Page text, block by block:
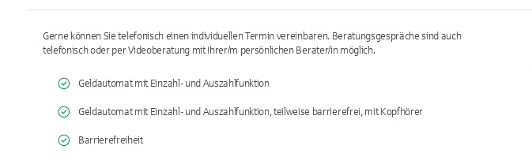
Gerne können Sie telefonisch einen individuellen Termin vereinbaren. Beratungsgespräche sind auch
telefonisch oder per Videoberatung mit Ihrer/m persönlichen Berater/in möglich.
Geldautomat mit Einzahl- und Auszahlfunktion
Geldautomat mit Einzahl- und Auszahlfunktion, teilweise barrierefrei, mit Kopfhörer
Barrierefreiheit